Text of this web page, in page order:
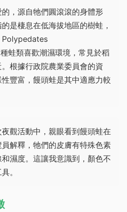
，源自牠們圓滾滾的身體形
是棲息在低海拔地區的樹蛙，
Polypedates
蛙類喜歡潮濕環境，常見於稻
根據行政院農業委員會的資
豐富，饅頭蛙是其中適應力較
觀活動中，親眼看到饅頭蛙在
解釋，牠們的皮膚有特殊色素
濕度。這讓我意識到，顏色不
。